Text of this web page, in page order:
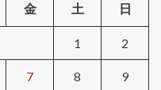
金 土 日
1 2
7 8 9